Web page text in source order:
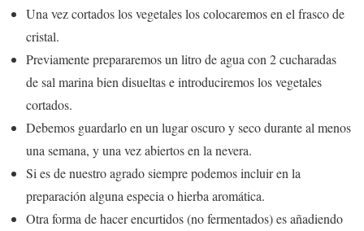
Una vez cortados los vegetales los colocaremos en el frasco de
cristal.
Previamente prepararemos un litro de agua con 2 cucharadas
de sal marina bien disueltas e introduciremos los vegetales
cortados.
Debemos guardarlo en un lugar oscuro y seco durante al menos
una semana, y una vez abiertos en la nevera.
Si es de nuestro agrado siempre podemos incluir en la
preparación alguna especia o hierba aromática.
Otra forma de hacer encurtidos (no fermentados) es añadiendo